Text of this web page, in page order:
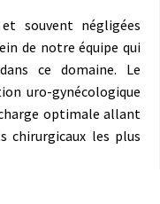
souvent négligées
de notre équipe qui
ce domaine. Le
uro-gynécologique
optimale allant
chirurgicaux les plus